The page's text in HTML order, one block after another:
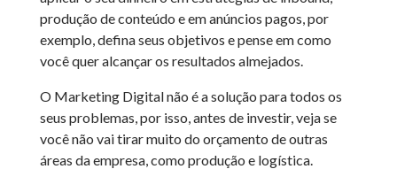
produção de conteúdo e em anúncios pagos, por
exemplo, defina seus objetivos e pense em como
você quer alcançar os resultados almejados.
O Marketing Digital não é a solução para todos os
seus problemas, por isso, antes de investir, veja se
você não vai tirar muito do orçamento de outras
áreas da empresa, como produção e logística.